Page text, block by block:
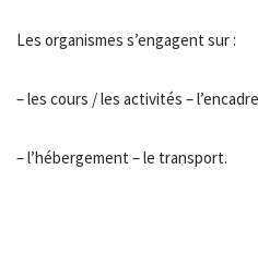
Les organismes s’engagent sur :
– les cours / les activités –
– l’hébergement – le transport.